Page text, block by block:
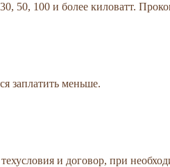
50, 100 и более киловатт.
заплатить меньше.
и договор, при